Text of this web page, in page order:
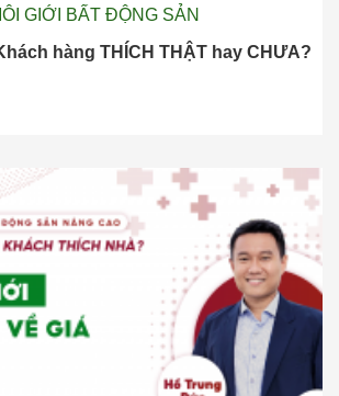
GIỚI BẤT ĐỘNG SẢN
hàng THÍCH THẬT hay CHƯA?